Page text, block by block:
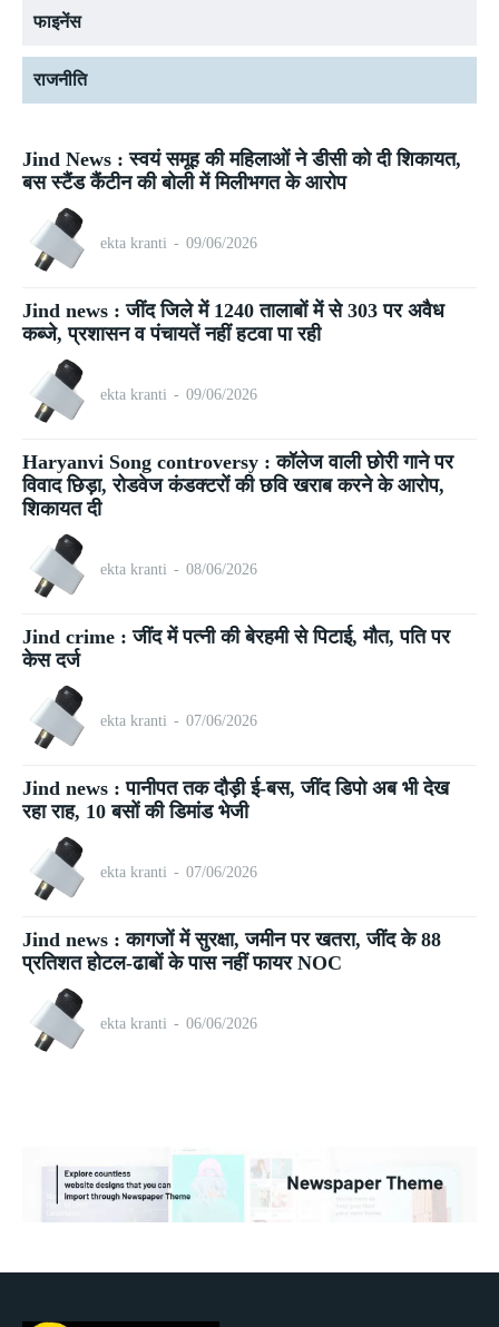
फाइनेंस
राजनीति
Jind News : स्वयं समूह की महिलाओं ने डीसी को दी शिकायत,
बस स्टैंड कैंटीन की बोली में मिलीभगत के आरोप
ekta kranti - 09/06/2026
Jind news : जींद जिले में 1240 तालाबों में से 303 पर अवैध
कब्जे, प्रशासन व पंचायतें नहीं हटवा पा रही
ekta kranti - 09/06/2026
Haryanvi Song controversy : कॉलेज वाली छोरी गाने पर
विवाद छिड़ा, रोडवेज कंडक्टरों की छवि खराब करने के आरोप,
शिकायत दी
ekta kranti - 08/06/2026
Jind crime : जींद में पत्नी की बेरहमी से पिटाई, मौत, पति पर
केस दर्ज
ekta kranti - 07/06/2026
Jind news : पानीपत तक दौड़ी ई-बस, जींद डिपो अब भी देख
रहा राह, 10 बसों की डिमांड भेजी
ekta kranti - 07/06/2026
Jind news : कागजों में सुरक्षा, जमीन पर खतरा, जींद के 88
प्रतिशत होटल-ढाबों के पास नहीं फायर NOC
ekta kranti - 06/06/2026